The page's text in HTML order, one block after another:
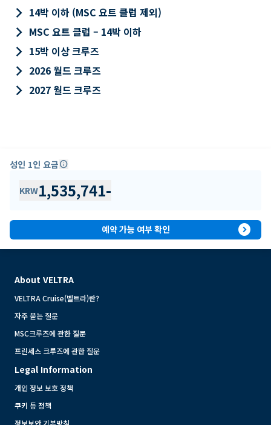
keyboard_arrow_right 14박 이하 (MSC 요트 클럽 제외)
keyboard_arrow_right MSC 요트 클럽 – 14박 이하
keyboard_arrow_right 15박 이상 크루즈
keyboard_arrow_right 2026 월드 크루즈
keyboard_arrow_right 2027 월드 크루즈
성인 1인 요금info
KRW1,535,741-
예약 가능 여부 확인 expand_circle_right
About VELTRA
VELTRA Cruise(벨트라)란?
자주 묻는 질문
MSC크루즈에 관한 질문
프린세스 크루즈에 관한 질문
Legal Information
개인 정보 보호 정책
쿠키 등 정책
정보보안 기본방침